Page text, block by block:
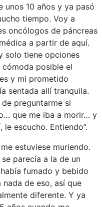
unos 10 años y ya pasó
tiempo. Voy a
oncólogos de páncreas
a partir de aquí.
solo tiene opciones
posible el
y mi prometido
sentada allí tranquila.
preguntarme si
que me iba a morir… y
escucho. Entiendo”.
estuviese muriendo.
parecía a la de un
fumado y bebido
de eso, así que
diferente. Y ya